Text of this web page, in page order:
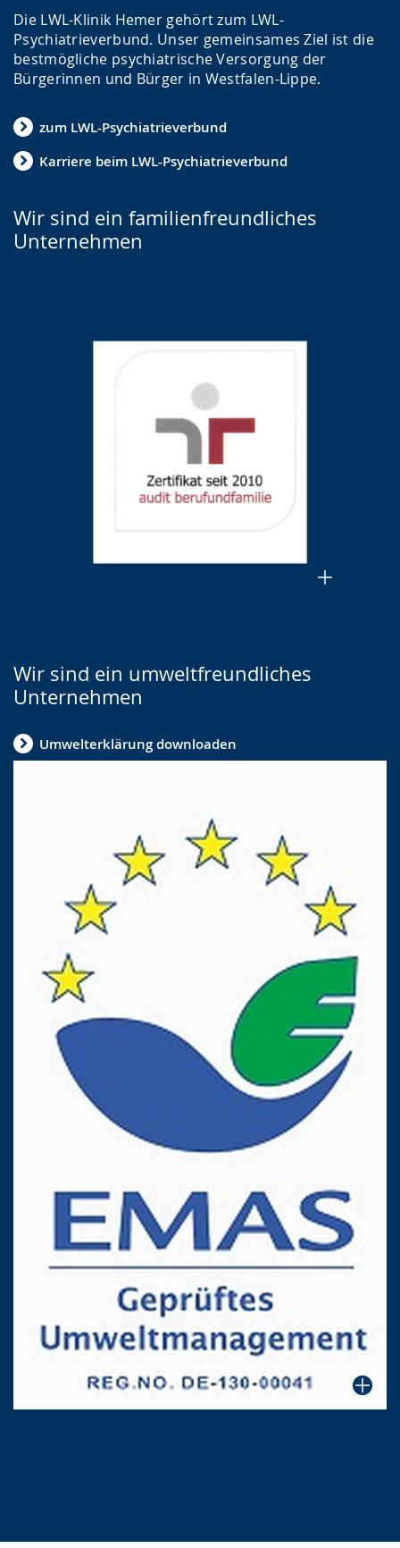
Die LWL-Klinik Hemer gehört zum LWL-
Psychiatrieverbund. Unser gemeinsames Ziel ist die
bestmögliche psychiatrische Versorgung der
Bürgerinnen und Bürger in Westfalen-Lippe.
zum LWL-Psychiatrieverbund
Karriere beim LWL-Psychiatrieverbund
Wir sind ein familienfreundliches
Unternehmen
Wir sind ein umweltfreundliches
Unternehmen
Umwelterklärung downloaden